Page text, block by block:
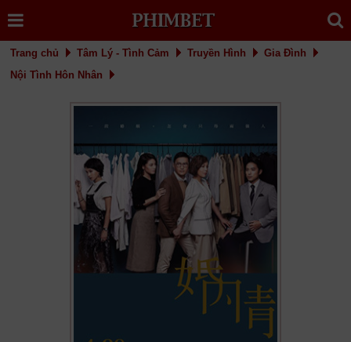
Trang chủ Tâm Lý - Tình Cảm Truyền Hình
Gia Đình
Nội Tình Hôn Nhân